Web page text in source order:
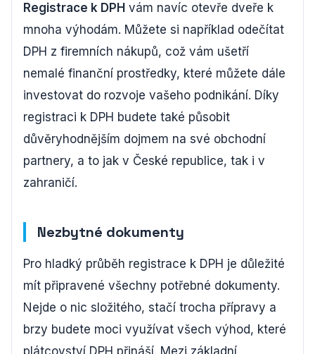
Registrace k DPH vám navíc otevře dveře k
mnoha výhodám. Můžete si například odečítat
DPH z firemních nákupů, což vám ušetří
nemalé finanční prostředky, které můžete dále
investovat do rozvoje vašeho podnikání. Díky
registraci k DPH budete také působit
důvěryhodnějším dojmem na své obchodní
partnery, a to jak v České republice, tak i v
zahraničí.
Nezbytné dokumenty
Pro hladký průběh registrace k DPH je důležité
mít připravené všechny potřebné dokumenty.
Nejde o nic složitého, stačí trocha přípravy a
brzy budete moci využívat všech výhod, které
plátcovství DPH přináší. Mezi základní